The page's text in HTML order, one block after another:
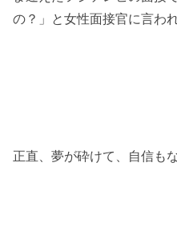
の？」と女性面接官に言わ
正直、夢が砕けて、自信も